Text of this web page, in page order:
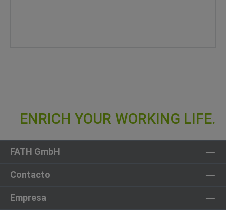
FATH GmbH
Contacto
Empresa